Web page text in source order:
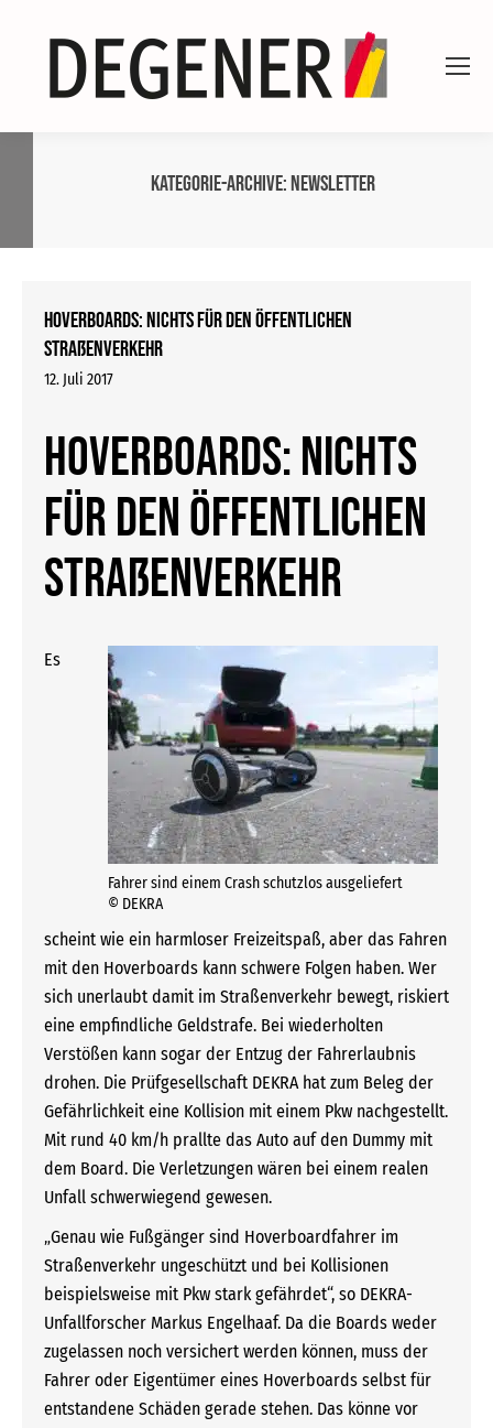
Kategorie-Archive:Newsletter
Hoverboards: Nichts für den öffentlichen
Straßenverkehr
12. Juli 2017
Hoverboards: Nichts
für den öffentlichen
Straßenverkehr
Fahrer sind einem Crash schutzlos ausgeliefert
© DEKRA
Es
scheint wie ein harmloser Freizeitspaß, aber das Fahren
mit den Hoverboards kann schwere Folgen haben. Wer
sich unerlaubt damit im Straßenverkehr bewegt, riskiert
eine empfindliche Geldstrafe. Bei wiederholten
Verstößen kann sogar der Entzug der Fahrerlaubnis
drohen. Die Prüfgesellschaft DEKRA hat zum Beleg der
Gefährlichkeit eine Kollision mit einem Pkw nachgestellt.
Mit rund 40 km/h prallte das Auto auf den Dummy mit
dem Board. Die Verletzungen wären bei einem realen
Unfall schwerwiegend gewesen.
„Genau wie Fußgänger sind Hoverboardfahrer im
Straßenverkehr ungeschützt und bei Kollisionen
beispielsweise mit Pkw stark gefährdet“, so DEKRA-
Unfallforscher Markus Engelhaaf. Da die Boards weder
zugelassen noch versichert werden können, muss der
Fahrer oder Eigentümer eines Hoverboards selbst für
entstandene Schäden gerade stehen. Das könne vor